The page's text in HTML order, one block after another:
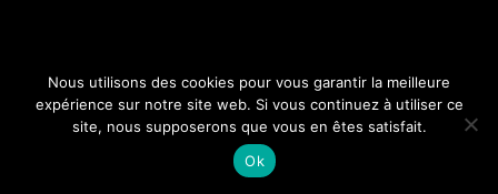
Nous utilisons des cookies pour vous garantir la meilleure
expérience sur notre site web. Si vous continuez à utiliser ce
site, nous supposerons que vous en êtes satisfait.
Ok